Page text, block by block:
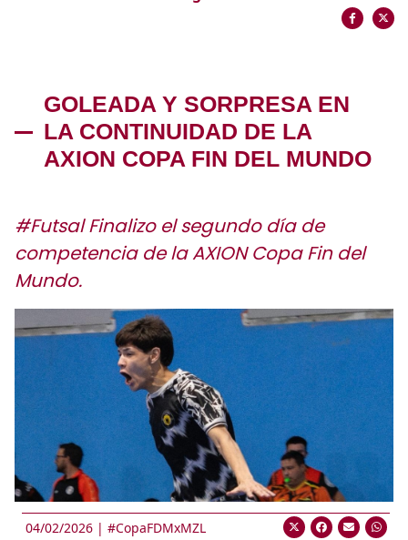
GOLEADA Y SORPRESA EN
LA CONTINUIDAD DE LA
AXION COPA FIN DEL MUNDO
#Futsal Finalizo el segundo día de
competencia de la AXION Copa Fin del
Mundo.
04/02/2026 | #CopaFDMxMZL